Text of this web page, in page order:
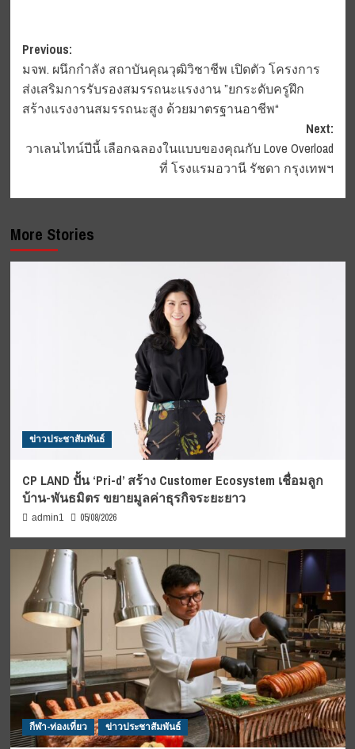
Post
navigation
Previous:
มจพ. ผนึกกำลัง สถาบันคุณวุฒิวิชาชีพ เปิดตัว โครงการ
ส่งเสริมการรับรองสมรรถนะแรงงาน ”ยกระดับครูฝึก
สร้างแรงงานสมรรถนะสูง ด้วยมาตรฐานอาชีพ“
Next:
วาเลนไทน์ปีนี้ เลือกฉลองในแบบของคุณกับ Love Overload
ที่ โรงแรมอวานี รัชดา กรุงเทพฯ
More Stories
ข่าวประชาสัมพันธ์
CP LAND ปั้น ‘Pri-d’ สร้าง Customer Ecosystem เชื่อมลูก
บ้าน-พันธมิตร ขยายมูลค่าธุรกิจระยะยาว
admin1 05/08/2026
กีฬา-ท่องเที่ยว ข่าวประชาสัมพันธ์